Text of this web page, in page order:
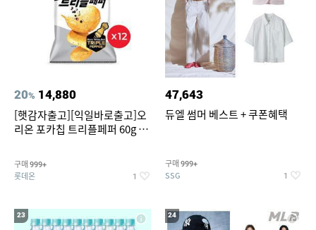
20% 14,880
[햇감자출고][익일바로출고]오
리온 포카칩 트리플페퍼 60g 12
구매 999+
롯데온 1
47,643
듀엘 썸머 베스트 + 쿠폰혜택
구매 999+
SSG 1
23 24